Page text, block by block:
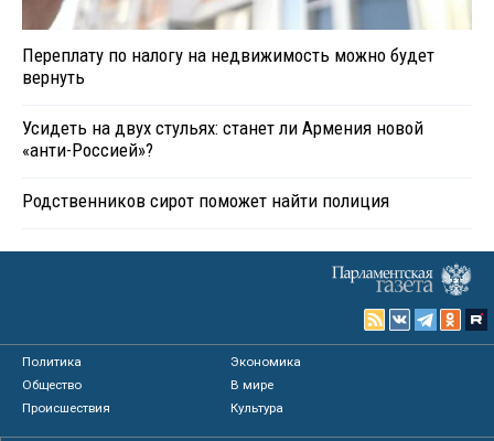
Переплату по налогу на недвижимость можно будет
вернуть
Усидеть на двух стульях: станет ли Армения новой
«анти-Россией»?
Родственников сирот поможет найти полиция
Политика
Экономика
Общество
В мире
Происшествия
Культура